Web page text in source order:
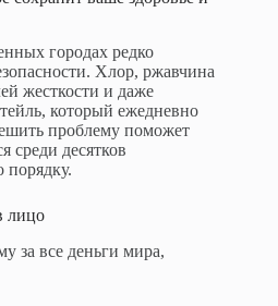
городах редко
Хлор, ржавчина
жесткости и даже
который ежедневно
проблему поможет
среди десятков
порядку.
лицо
за все деньги мира,